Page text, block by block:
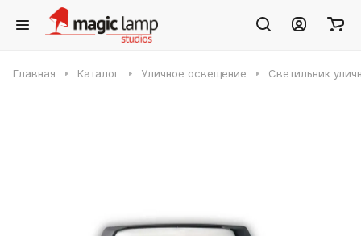
Главная Каталог Уличное освещение Светильник